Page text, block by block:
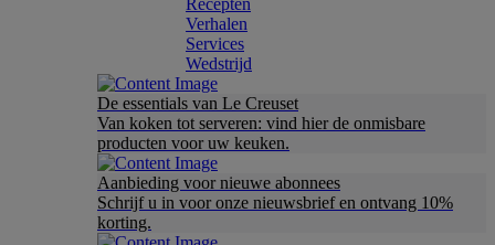
Recepten
Verhalen
Services
Wedstrijd
De essentials van Le Creuset
Van koken tot serveren: vind hier de onmisbare
producten voor uw keuken.
Aanbieding voor nieuwe abonnees
Schrijf u in voor onze nieuwsbrief en ontvang 10%
korting.